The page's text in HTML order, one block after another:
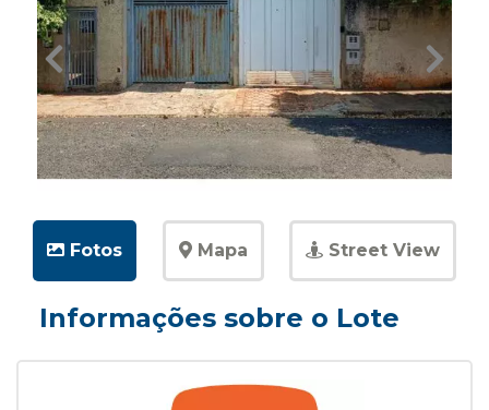
Fotos Mapa Street View
Informações sobre o Lote